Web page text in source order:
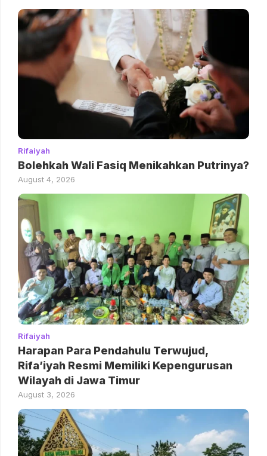
Rifaiyah
Bolehkah Wali Fasiq Menikahkan Putrinya?
August 4, 2026
Rifaiyah
Harapan Para Pendahulu Terwujud,
Rifa’iyah Resmi Memiliki Kepengurusan
Wilayah di Jawa Timur
August 3, 2026